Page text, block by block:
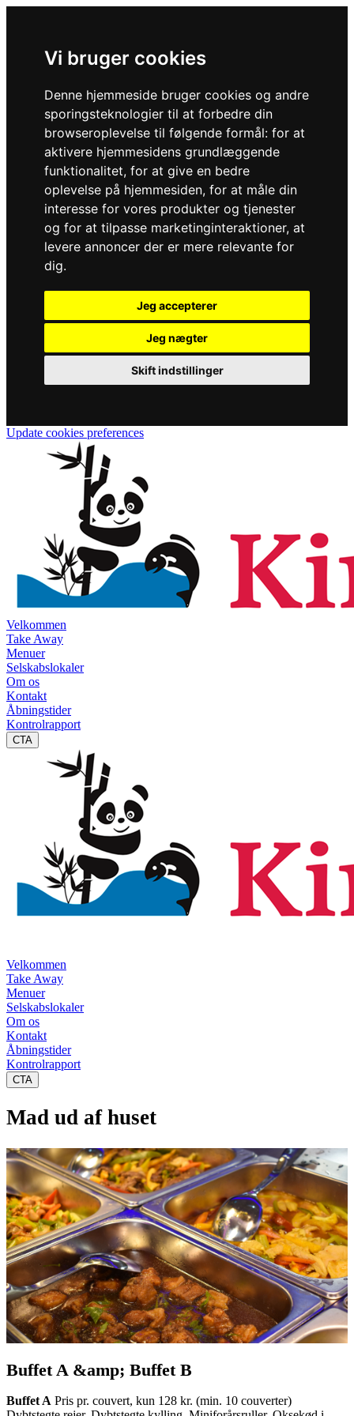
Vi bruger cookies
Denne hjemmeside bruger cookies og andre
sporingsteknologier til at forbedre din
browseroplevelse til følgende formål: for at
aktivere hjemmesidens grundlæggende
funktionalitet, for at give en bedre
oplevelse på hjemmesiden, for at måle din
interesse for vores produkter og tjenester
og for at tilpasse marketinginteraktioner, at
levere annoncer der er mere relevante for
dig.
Jeg accepterer
Jeg nægter
Skift indstillinger
Update cookies preferences
Velkommen
Take Away
Menuer
Selskabslokaler
Om os
Kontakt
Åbningstider
Kontrolrapport
CTA
Velkommen
Take Away
Menuer
Selskabslokaler
Om os
Kontakt
Åbningstider
Kontrolrapport
CTA
Mad ud af huset
Buffet A &amp; Buffet B
Buffet A Pris pr. couvert, kun 128 kr. (min. 10 couverter)